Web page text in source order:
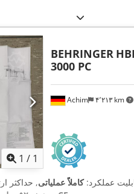
1 / 1
Achim ۴٬۲۱۳ km
BEHRINGER
3000 PC
عملکرد:کاملاً عملیاتی, حداکثر